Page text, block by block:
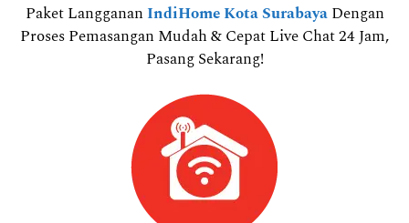
Paket Langganan IndiHome Kota SurabayaDengan
Proses Pemasangan Mudah & Cepat Live Chat 24 Jam,
Pasang Sekarang!